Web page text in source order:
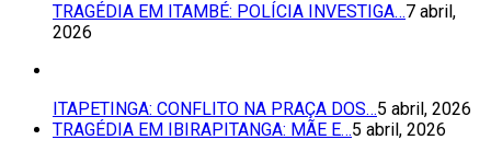
TRAGÉDIA EM ITAMBÉ: POLÍCIA INVESTIGA…7 abril,
2026
ITAPETINGA: CONFLITO NA PRAÇA DOS…5 abril, 2026
TRAGÉDIA EM IBIRAPITANGA: MÃE E…5 abril, 2026